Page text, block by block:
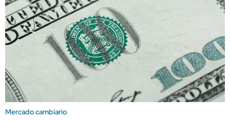
Mercado cambiario